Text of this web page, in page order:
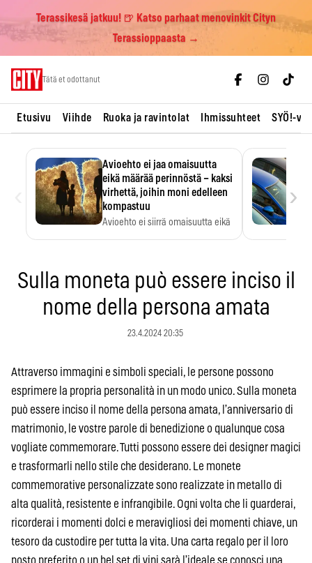
Terassikesä jatkuu! 🍺 Katso parhaat menovinkit Cityn
Terassioppaasta →
Tätä et odottanut
Etusivu Viihde Ruoka ja ravintolat Ihmissuhteet SYÖ!-
Avioehto ei jaa omaisuutta
eikä määrää perinnöstä – kaksi
virhettä, joihin moni edelleen
kompastuu
Avioehto ei siirrä omaisuutta eikä
›
Sulla moneta può essere inciso il
nome della persona amata
23.4.2024 20:35
Attraverso immagini e simboli speciali, le persone possono
esprimere la propria personalità in un modo unico. Sulla moneta
può essere inciso il nome della persona amata, l’anniversario di
matrimonio, le vostre parole di benedizione o qualunque cosa
vogliate commemorare. Tutti possono essere dei designer magici
e trasformarli nello stile che desiderano. Le monete
commemorative personalizzate sono realizzate in metallo di
alta qualità, resistente e infrangibile. Ogni volta che li guarderai,
ricorderai i momenti dolci e meravigliosi dei momenti chiave, un
tesoro da custodire per tutta la vita. Una carta regalo per il loro
posto preferito o un bel set di vini sarà l’ideale se conosci una